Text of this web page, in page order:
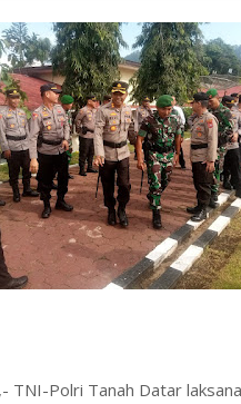
TNI-Polri Tanah Datar